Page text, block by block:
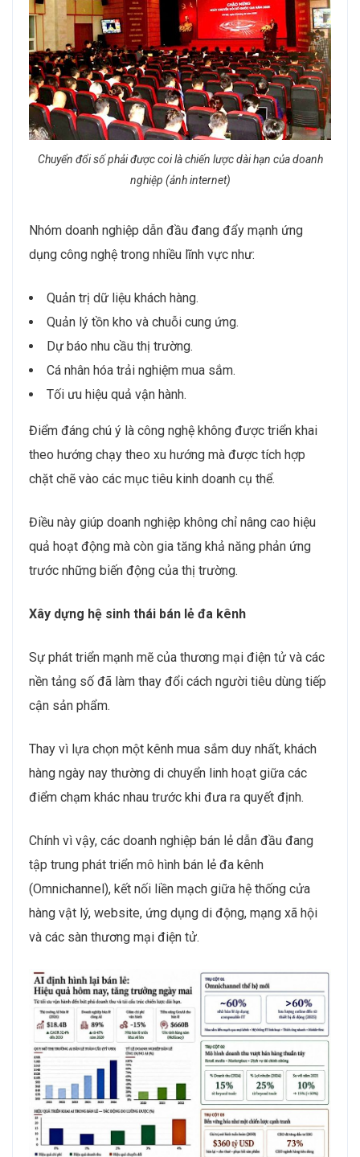
Chuyển đổi số phải được coi là chiến lược dài hạn của doanh
nghiệp (ảnh internet)
Nhóm doanh nghiệp dẫn đầu đang đẩy mạnh ứng
dụng công nghệ trong nhiều lĩnh vực như:
Quản trị dữ liệu khách hàng.
Quản lý tồn kho và chuỗi cung ứng.
Dự báo nhu cầu thị trường.
Cá nhân hóa trải nghiệm mua sắm.
Tối ưu hiệu quả vận hành.
Điểm đáng chú ý là công nghệ không được triển khai
theo hướng chạy theo xu hướng mà được tích hợp
chặt chẽ vào các mục tiêu kinh doanh cụ thể.
Điều này giúp doanh nghiệp không chỉ nâng cao hiệu
quả hoạt động mà còn gia tăng khả năng phản ứng
trước những biến động của thị trường.
Xây dựng hệ sinh thái bán lẻ đa kênh
Sự phát triển mạnh mẽ của thương mại điện tử và các
nền tảng số đã làm thay đổi cách người tiêu dùng tiếp
cận sản phẩm.
Thay vì lựa chọn một kênh mua sắm duy nhất, khách
hàng ngày nay thường di chuyển linh hoạt giữa các
điểm chạm khác nhau trước khi đưa ra quyết định.
Chính vì vậy, các doanh nghiệp bán lẻ dẫn đầu đang
tập trung phát triển mô hình bán lẻ đa kênh
(Omnichannel), kết nối liền mạch giữa hệ thống cửa
hàng vật lý, website, ứng dụng di động, mạng xã hội
và các sàn thương mại điện tử.